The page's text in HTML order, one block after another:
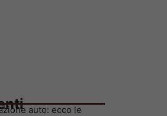
auto: ecco le